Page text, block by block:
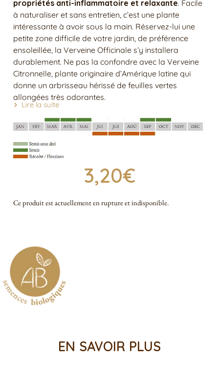
propriétés anti-inflammatoire et relaxante. Facile
à naturaliser et sans entretien, c’est une plante
intéressante à avoir sous la main. Réservez-lui une
petite zone difficile de votre jardin, de préférence
ensoleillée, la Verveine Officinale s’y installera
durablement. Ne pas la confondre avec la Verveine
Citronnelle, plante originaire d’Amérique latine qui
donne un arbrisseau hérissé de feuilles vertes
allongées très odorantes.
Lire la suite
3,20€
Ce produit est actuellement en rupture et indisponible.
EN SAVOIR PLUS